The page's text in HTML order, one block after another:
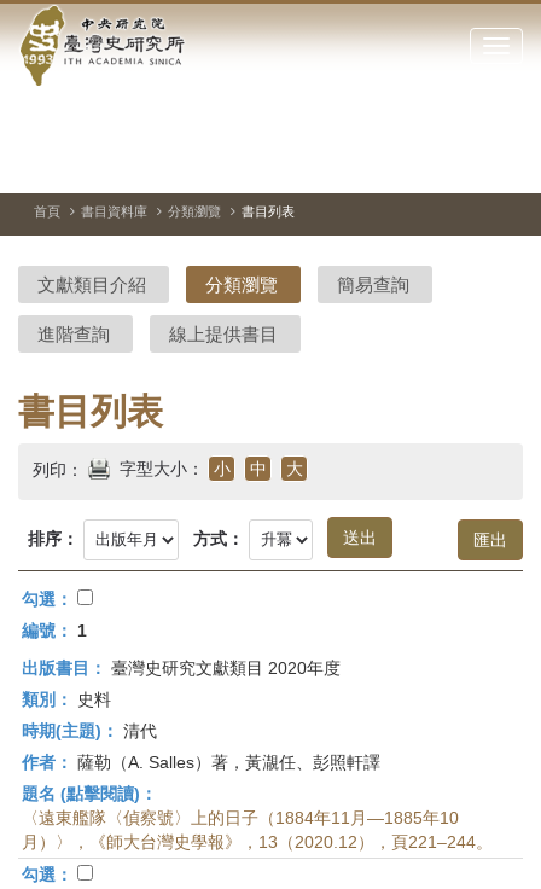
到中
央
院-
臺
灣
史
研
究
首
頁
點
閉
站
停、
圖
圖
結
首頁 書目資料庫 分類瀏覽 書目列表
文獻類目介紹 分類瀏覽 簡易查詢
進階查詢 線上提供書目
書目列表
列印： 字型大小： 小 中 大
排序： 方式：
勾選：
編號：
1
出版書目： 臺灣史研究文獻類目 2020年度
類別：
史料
時期(主題)： 清代
作者： 薩勒（A. Salles）著，黃㵾任、彭照軒譯
題名 (點擊閱讀)：
〈遠東艦隊〈偵察號〉上的日子（1884年11月—1885年10
月）〉，《師大台灣史學報》，13（2020.12），頁221–244。
勾選：